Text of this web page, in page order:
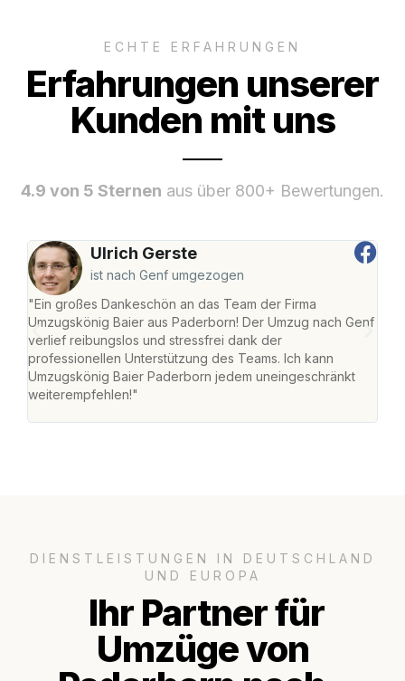
ECHTE ERFAHRUNGEN
Erfahrungen unserer
Kunden mit uns
4.9 von 5 Sternen aus über 800+ Bewertungen.
Ulrich Gerste
ist nach Genf umgezogen
"Ein großes Dankeschön an das Team der Firma
Umzugskönig Baier aus Paderborn! Der Umzug nach Genf
verlief reibungslos und stressfrei dank der
professionellen Unterstützung des Teams. Ich kann
Umzugskönig Baier Paderborn jedem uneingeschränkt
weiterempfehlen!"
DIENSTLEISTUNGEN IN DEUTSCHLAND
UND EUROPA
Ihr Partner für
Umzüge von